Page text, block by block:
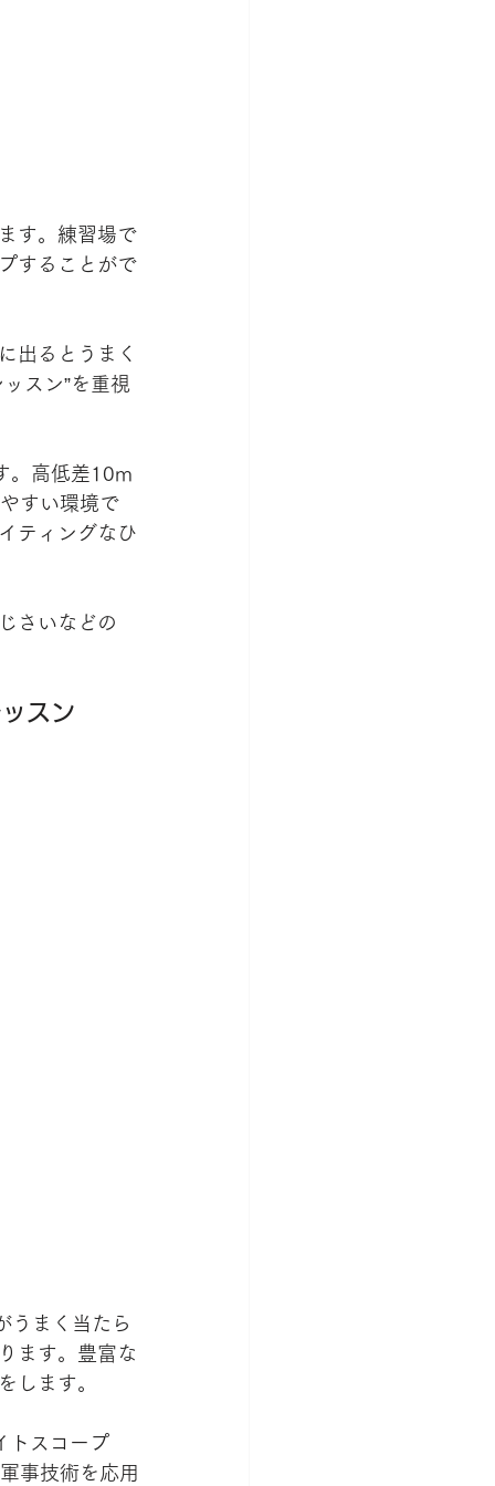
す。練習場で
することがで
出るとうまく
スン”を重視
。高低差10m
すい環境で
ティングなひ
さいなどの
スン
うまく当たら
ます。豊富な
します。
トスコープ
事技術を応用